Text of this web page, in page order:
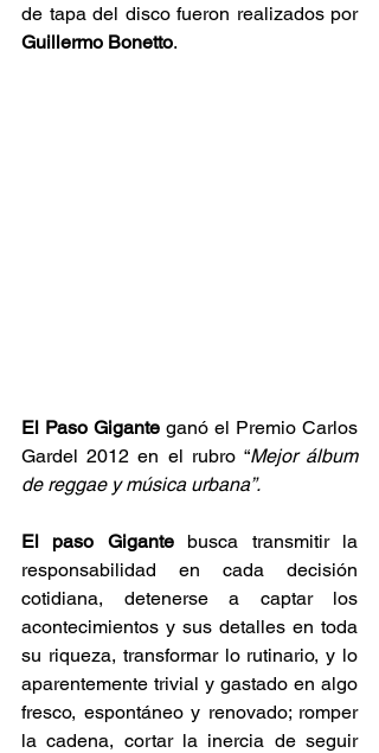
de tapa del disco fueron realizados por
Guillermo Bonetto.
El Paso Gigante ganó el Premio Carlos
Gardel 2012 en el rubro “Mejor álbum
de reggae y música urbana”.
El paso Gigante busca transmitir la
responsabilidad en cada decisión
cotidiana, detenerse a captar los
acontecimientos y sus detalles en toda
su riqueza, transformar lo rutinario, y lo
aparentemente trivial y gastado en algo
fresco, espontáneo y renovado; romper
la cadena, cortar la inercia de seguir